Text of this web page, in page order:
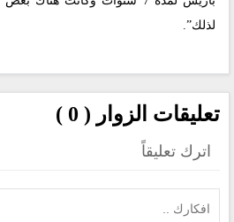
لذلك”.
تعليقات الزوار ( 0 )
اترك تعليقاً